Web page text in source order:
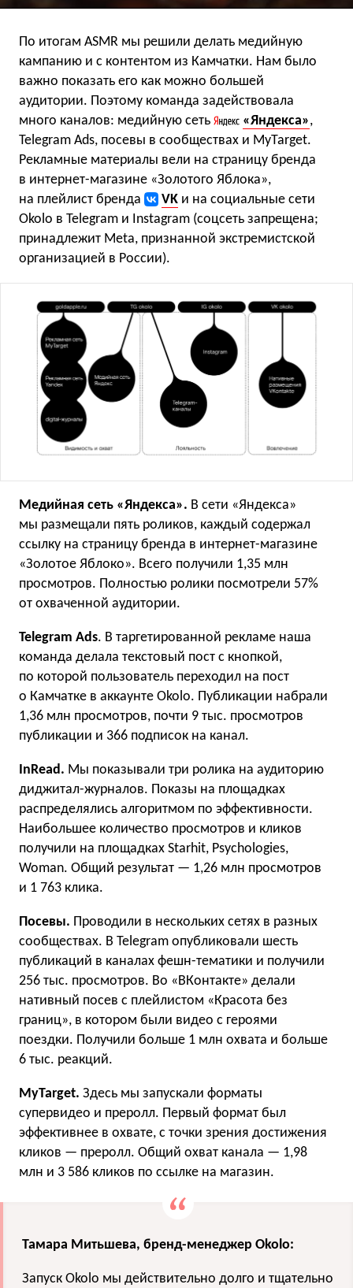
По итогам ASMR мы решили делать медийную
кампанию и с контентом из Камчатки. Нам было
важно показать его как можно большей
аудитории. Поэтому команда задействовала
много каналов: медийную сеть
«Яндекса»,
Telegram Ads, посевы в сообществах и MyTarget.
Рекламные материалы вели на страницу бренда
в интернет-магазине «Золотого Яблока»,
на плейлист бренда
VK и на социальные сети
Okolo в Telegram и Instagram (соцсеть запрещена;
принадлежит Meta, признанной экстремистской
организацией в России).
Медийная сеть «Яндекса». В сети «Яндекса»
мы размещали пять роликов, каждый содержал
ссылку на страницу бренда в интернет-магазине
«Золотое Яблоко». Всего получили 1,35 млн
просмотров. Полностью ролики посмотрели 57%
от охваченной аудитории.
Telegram Ads. В таргетированной рекламе наша
команда делала текстовый пост с кнопкой,
по которой пользователь переходил на пост
о Камчатке в аккаунте Okolo. Публикации набрали
1,36 млн просмотров, почти 9 тыс. просмотров
публикации и 366 подписок на канал.
InRead. Мы показывали три ролика на аудиторию
диджитал-журналов. Показы на площадках
распределялись алгоритмом по эффективности.
Наибольшее количество просмотров и кликов
получили на площадках Starhit, Psychologies,
Woman. Общий результат — 1,26 млн просмотров
и 1 763 клика.
Посевы. Проводили в нескольких сетях в разных
сообществах. В Telegram опубликовали шесть
публикаций в каналах фешн-тематики и получили
256 тыс. просмотров. Во «ВКонтакте» делали
нативный посев с плейлистом «Красота без
границ», в котором были видео с героями
поездки. Получили больше 1 млн охвата и больше
6 тыс. реакций.
MyTarget. Здесь мы запускали форматы
супервидео и преролл. Первый формат был
эффективнее в охвате, с точки зрения достижения
кликов — преролл. Общий охват канала — 1,98
млн и 3 586 кликов по ссылке на магазин.
Тамара Митьшева, бренд-менеджер Okolo:
Запуск Okolo мы действительно долго и тщательно